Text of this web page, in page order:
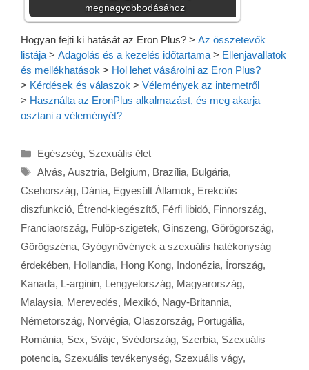
megnagyobbodásához
Hogyan fejti ki hatását az Eron Plus? > Az összetevők
listája > Adagolás és a kezelés időtartama > Ellenjavallatok
és mellékhatások > Hol lehet vásárolni az Eron Plus?
> Kérdések és válaszok > Vélemények az internetről
> Használta az EronPlus alkalmazást, és meg akarja
osztani a véleményét?
Kategória
Egészség, Szexuális élet
Címkék
Alvás, Ausztria, Belgium, Brazília, Bulgária,
Csehország, Dánia, Egyesült Államok, Erekciós
diszfunkció, Étrend-kiegészítő, Férfi libidó, Finnország,
Franciaország, Fülöp-szigetek, Ginszeng, Görögország,
Görögszéna, Gyógynövények a szexuális hatékonyság
érdekében, Hollandia, Hong Kong, Indonézia, Írország,
Kanada, L-arginin, Lengyelország, Magyarország,
Malaysia, Merevedés, Mexikó, Nagy-Britannia,
Németország, Norvégia, Olaszország, Portugália,
Románia, Sex, Svájc, Svédország, Szerbia, Szexuális
potencia, Szexuális tevékenység, Szexuális vágy,